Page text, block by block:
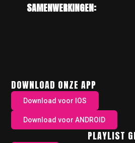
SAMENWERKINGEN:
DOWNLOAD ONZE APP
Download voor IOS
Download voor ANDROID
PLAYLIST